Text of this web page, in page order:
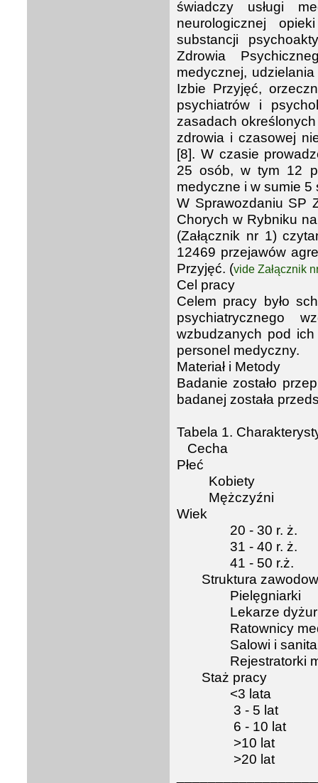
świadczy usługi
neurologicznej
substancji
Zdrowia
medycznej,
Izbie Przyjęć,
psychiatrów i
zasadach
zdrowia i czasowej
[8]. W czasie
25 osób, w tym 12
medyczne i w sumie
W Sprawozdaniu SP
Chorych w Rybniku
(Załącznik nr 1)
12469 przejawów
Przyjęć. (vide Załącznik
Cel pracy
Celem pracy było
psychiatrycznego
wzbudzanych pod
personel medyczny.
Materiał i Metody
Badanie zostało
badanej została
Tabela 1.
Cecha
Płeć
Kobiety
Mężczyźni
Wiek
20 - 30 r. ż.
31 - 40 r. ż.
41 - 50 r.ż.
Struktura
Pielęgniarki
Lekarze
Ratownicy
Salowi i
Rejestratorki
Staż pracy
<3 lata
3 - 5 lat
6 - 10 lat
>10 lat
>20 lat